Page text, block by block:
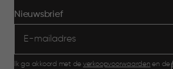
Nieuwsbrief
Ik ga akkoord met de verkoopvoorwaarden en de